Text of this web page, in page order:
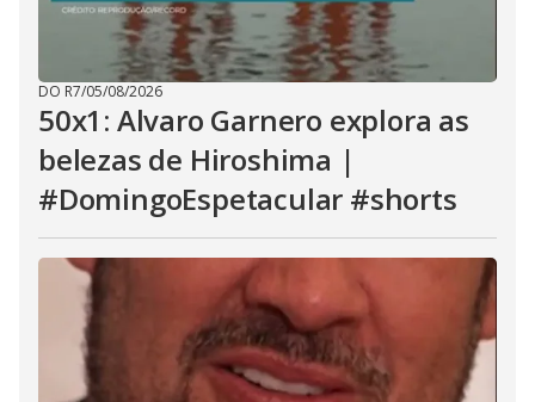
DO R7/05/08/2026
50x1: Alvaro Garnero explora as
belezas de Hiroshima |
#DomingoEspetacular #shorts